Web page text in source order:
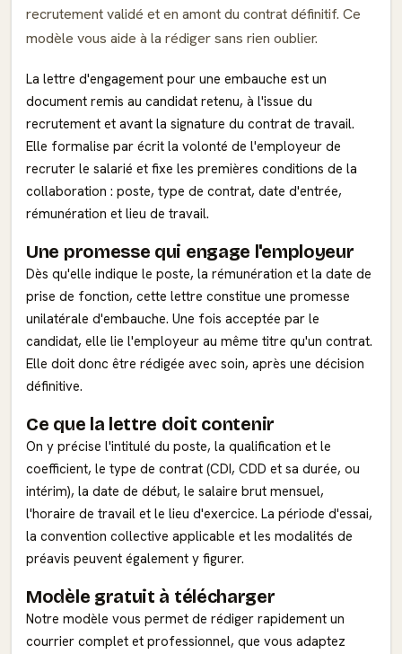
recrutement validé et en amont du contrat définitif. Ce
modèle vous aide à la rédiger sans rien oublier.
La lettre d'engagement pour une embauche est un
document remis au candidat retenu, à l'issue du
recrutement et avant la signature du contrat de travail.
Elle formalise par écrit la volonté de l'employeur de
recruter le salarié et fixe les premières conditions de la
collaboration : poste, type de contrat, date d'entrée,
rémunération et lieu de travail.
Une promesse qui engage l'employeur
Dès qu'elle indique le poste, la rémunération et la date de
prise de fonction, cette lettre constitue une promesse
unilatérale d'embauche. Une fois acceptée par le
candidat, elle lie l'employeur au même titre qu'un contrat.
Elle doit donc être rédigée avec soin, après une décision
définitive.
Ce que la lettre doit contenir
On y précise l'intitulé du poste, la qualification et le
coefficient, le type de contrat (CDI, CDD et sa durée, ou
intérim), la date de début, le salaire brut mensuel,
l'horaire de travail et le lieu d'exercice. La période d'essai,
la convention collective applicable et les modalités de
préavis peuvent également y figurer.
Modèle gratuit à télécharger
Notre modèle vous permet de rédiger rapidement un
courrier complet et professionnel, que vous adaptez